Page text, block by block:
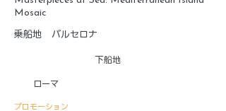
Mosaic
乗船地 バルセロナ
下船地
ローマ
プロモーション